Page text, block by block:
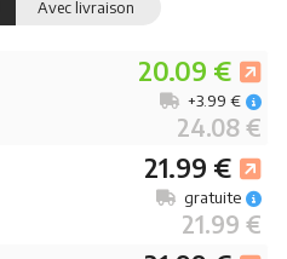
Avec livraison
20.09 €
24.08 €
+3.99 €
21.99 €
21.99 €
gratuite